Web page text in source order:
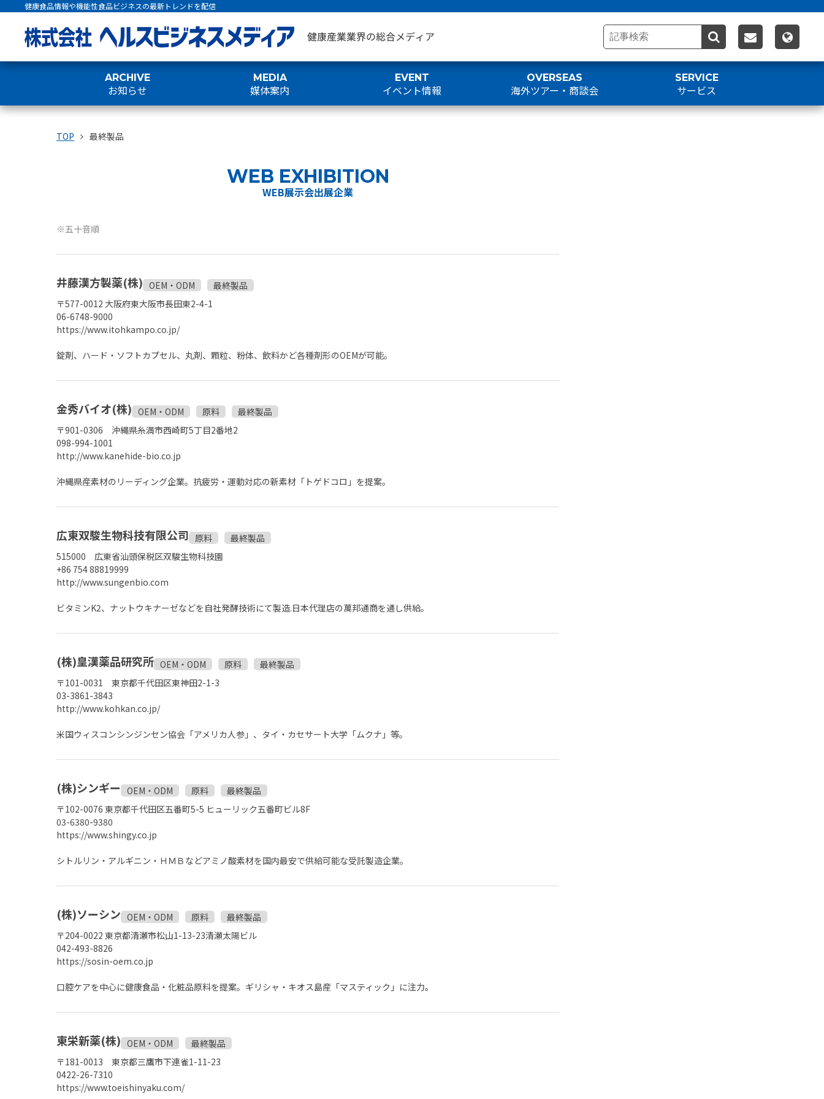
健康食品情報や機能性食品ビジネスの最新トレンドを配信
ARCHIVE
お知らせ
MEDIA
媒体案内
EVENT
イベント情報
OVERSEAS
海外ツアー・商談会
SERVICE
サービス
TOP 最終製品
WEB EXHIBITION
WEB展示会出展企業
※五十音順
井藤漢方製薬(株) OEM・ODM
最終製品
〒577-0012 大阪府東大阪市長田東2-4-1
06-6748-9000
https://www.itohkampo.co.jp/
錠剤、ハード・ソフトカプセル、丸剤、顆粒、粉体、飲料かど各種剤形のOEMが可能。
金秀バイオ(株) OEM・ODM 原料
最終製品
〒901-0306 沖縄県糸満市西崎町5丁目2番地2
098-994-1001
http://www.kanehide-bio.co.jp
沖縄県産素材のリーディング企業。抗疲労・運動対応の新素材「トゲドコロ」を提案。
広東双駿生物科技有限公司 原料
最終製品
515000 広東省汕頭保税区双駿生物科技園
+86 754 88819999
http://www.sungenbio.com
ビタミンK2、ナットウキナーゼなどを自社発酵技術にて製造.日本代理店の萬邦通商を通し供給。
(株)皇漢薬品研究所 OEM・ODM 原料
最終製品
〒101-0031 東京都千代田区東神田2-1-3
03-3861-3843
http://www.kohkan.co.jp/
米国ウィスコンシンジンセン協会「アメリカ人参」、タイ・カセサート大学「ムクナ」等。
(株)シンギー OEM・ODM 原料
最終製品
〒102-0076 東京都千代田区五番町5-5 ヒューリック五番町ビル8F
03-6380-9380
https://www.shingy.co.jp
シトルリン・アルギニン・ＨＭＢなどアミノ酸素材を国内最安で供給可能な受託製造企業。
(株)ソーシン OEM・ODM 原料
最終製品
〒204-0022 東京都清瀬市松山1-13-23清瀬太陽ビル
042-493-8826
https://sosin-oem.co.jp
口腔ケアを中心に健康食品・化粧品原料を提案。ギリシャ・キオス島産「マスティック」に注力。
東栄新薬(株) OEM・ODM
最終製品
〒181-0013 東京都三鷹市下連雀1-11-23
0422-26-7310
https://www.toeishinyaku.com/